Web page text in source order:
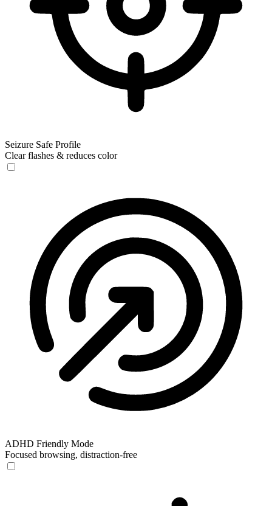
Seizure Safe Profile
Clear flashes & reduces color
ADHD Friendly Mode
Focused browsing, distraction-free